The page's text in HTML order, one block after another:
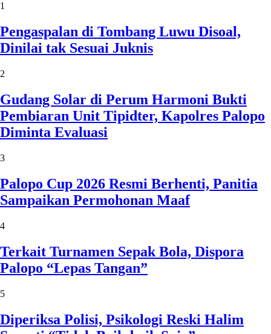
1
Pengaspalan di Tombang Luwu Disoal,
Dinilai tak Sesuai Juknis
2
Gudang Solar di Perum Harmoni Bukti
Pembiaran Unit Tipidter, Kapolres Palopo
Diminta Evaluasi
3
Palopo Cup 2026 Resmi Berhenti, Panitia
Sampaikan Permohonan Maaf
4
Terkait Turnamen Sepak Bola, Dispora
Palopo “Lepas Tangan”
5
Diperiksa Polisi, Psikologi Reski Halim